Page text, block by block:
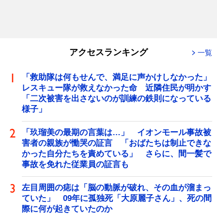
アクセスランキング 一覧
「救助隊は何もせんで、満足に声かけしなかった」
レスキュー隊が救えなかった命 近隣住民が明かす
「二次被害を出さないのが訓練の鉄則になっている
様子」
「玖瑠美の最期の言葉は…」 イオンモール事故被
害者の親族が慟哭の証言 「おばたちは制止できな
かった自分たちを責めている」 さらに、間一髪で
事故を免れた従業員の証言も
左目周囲の痣は「脳の動脈が破れ、その血が溜まっ
ていた」 09年に孤独死「大原麗子さん」、死の間
際に何が起きていたのか